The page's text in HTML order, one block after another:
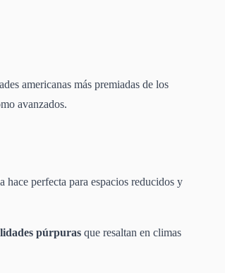
americanas más premiadas de los
avanzados.
perfecta para espacios reducidos y
púrpuras que resaltan en climas